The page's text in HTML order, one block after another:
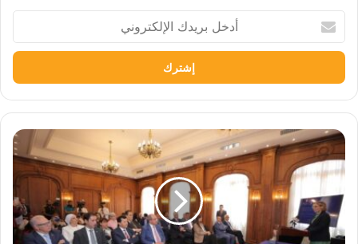
بريدك
الإلكتروني
شهادة
مصرية
بريطانية
وفرص
عمل
عالمية